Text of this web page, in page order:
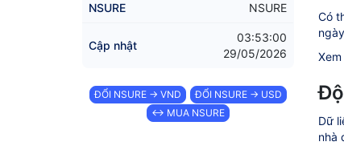
NSURE
NSURE
Cập nhật
03:53:00
29/05/2026
ĐỔI NSURE → VND
ĐỔI NSURE → USD
↔ MUA NSURE
Có
Dữ
nhà